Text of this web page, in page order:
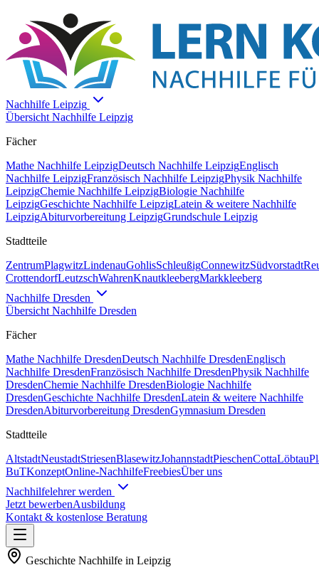
Nachhilfe Leipzig
Übersicht Nachhilfe Leipzig
Fächer
Mathe Nachhilfe LeipzigDeutsch Nachhilfe LeipzigEnglisch
Nachhilfe LeipzigFranzösisch Nachhilfe LeipzigPhysik Nachhilfe
LeipzigChemie Nachhilfe LeipzigBiologie Nachhilfe
LeipzigGeschichte Nachhilfe LeipzigLatein & weitere Nachhilfe
LeipzigAbiturvorbereitung LeipzigGrundschule Leipzig
Stadtteile
ZentrumPlagwitzLindenauGohlisSchleußigConnewitzSüdvorstadt
CrottendorfLeutzschWahrenKnautkleebergMarkkleeberg
Nachhilfe Dresden
Übersicht Nachhilfe Dresden
Fächer
Mathe Nachhilfe DresdenDeutsch Nachhilfe DresdenEnglisch
Nachhilfe DresdenFranzösisch Nachhilfe DresdenPhysik Nachhilfe
DresdenChemie Nachhilfe DresdenBiologie Nachhilfe
DresdenGeschichte Nachhilfe DresdenLatein & weitere Nachhilfe
DresdenAbiturvorbereitung DresdenGymnasium Dresden
Stadtteile
AltstadtNeustadtStriesenBlasewitzJohannstadtPieschenCottaLöbtau
BuTKonzeptOnline-NachhilfeFreebiesÜber uns
Nachhilfelehrer werden
Jetzt bewerbenAusbildung
Kontakt & kostenlose Beratung
Geschichte Nachhilfe in Leipzig